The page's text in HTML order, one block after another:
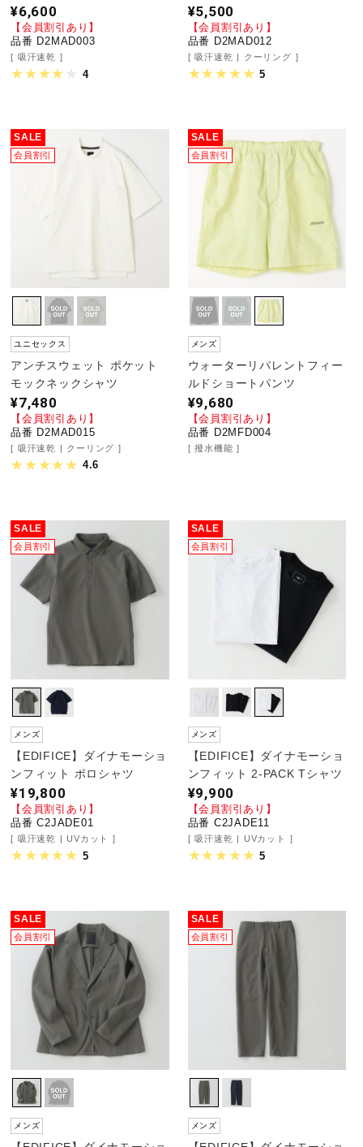
¥6,600
【会員割引あり】
品番 D2MAD003
吸汗速乾
4
¥5,500
【会員割引あり】
品番 D2MAD012
吸汗速乾 クーリング
5
SALE
会員割引
ユニセックス
アンチスウェット ポケット
モックネックシャツ
¥7,480
【会員割引あり】
品番 D2MAD015
吸汗速乾 クーリング
4.6
SALE
会員割引
メンズ
ウォーターリパレントフィー
ルドショートパンツ
¥9,680
【会員割引あり】
品番 D2MFD004
撥水機能
SALE
会員割引
メンズ
【EDIFICE】ダイナモーショ
ンフィット ポロシャツ
¥19,800
【会員割引あり】
品番 C2JADE01
吸汗速乾 UVカット
5
SALE
会員割引
メンズ
【EDIFICE】ダイナモーショ
ンフィット 2-PACK Tシャツ
¥9,900
【会員割引あり】
品番 C2JADE11
吸汗速乾 UVカット
5
SALE
会員割引
メンズ
SALE
会員割引
メンズ